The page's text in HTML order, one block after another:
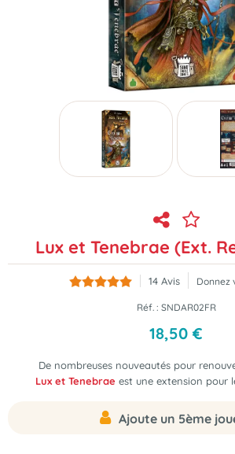
Lux et Tenebrae (Ext.
14 Avis Donnez
Réf. : SNDAR02FR
18,50 €
De nombreuses nouveautés pour
Lux et Tenebrae est une extension pour
Ajoute un 5ème